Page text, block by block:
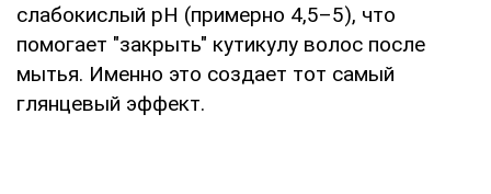
слабокислый pH (примерно 4,5–5), что
помогает "закрыть" кутикулу волос после
мытья. Именно это создает тот самый
глянцевый эффект.